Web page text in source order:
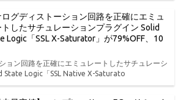
ログディストーション回路を正確にエミュ
トしたサチュレーションプラグイン Solid
Logic「SSL X-Saturator」が79%OFF、10
ョン回路を正確にエミュレートしたサチュレーシ
State Logic「SSL Native X-Saturato